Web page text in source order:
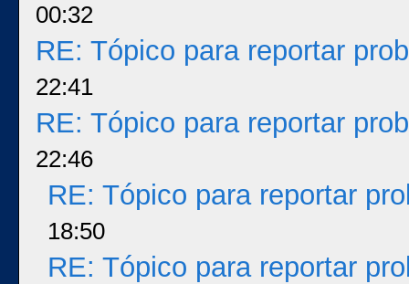
00:32
RE: Tópico para reportar
22:41
RE: Tópico para reportar
22:46
RE: Tópico para reportar
18:50
RE: Tópico para reportar